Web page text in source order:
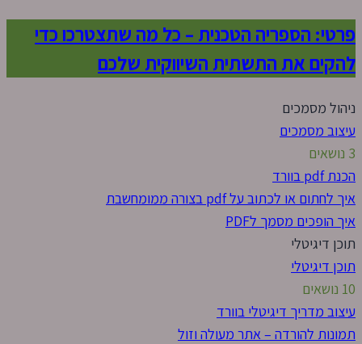
פרטי: הספריה הטכנית – כל מה שתצטרכו כדי
להקים את התשתית השיווקית שלכם
ניהול מסמכים
עיצוב מסמכים
3 נושאים
הכנת pdf בוורד
איך לחתום או לכתוב על pdf בצורה ממומחשבת
איך הופכים מסמך לPDF
תוכן דיגיטלי
תוכן דיגיטלי
10 נושאים
עיצוב מדריך דיגיטלי בוורד
תמונות להורדה – אתר מעולה וזול